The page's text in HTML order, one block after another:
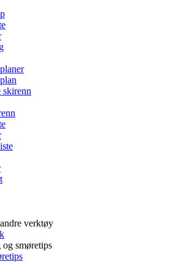
skirenn
verktøy
og smøretips